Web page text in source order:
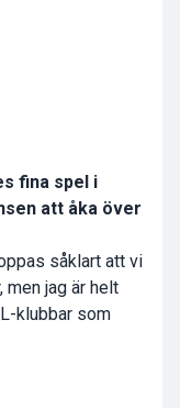
fina spel i
att åka över
såklart att vi
men jag är helt
klubbar som